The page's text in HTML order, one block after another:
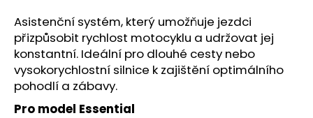
Asistenční systém, který umožňuje jezdci
přizpůsobit rychlost motocyklu a udržovat jej
konstantní. Ideální pro dlouhé cesty nebo
vysokorychlostní silnice k zajištění optimálního
pohodlí a zábavy.
Pro model Essential
a
j
í
t
?